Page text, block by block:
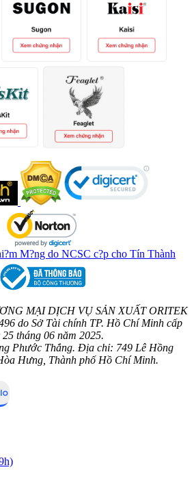
MẠI DỊCH VỤ SẢN XUẤT ORITEK
do Sở Tài chính TP. Hồ Chí Minh cấp
25 tháng 06 năm 2025.
Phước Thắng. Địa chỉ: 749 Lê Hồng
Hưng, Thành phố Hồ Chí Minh.